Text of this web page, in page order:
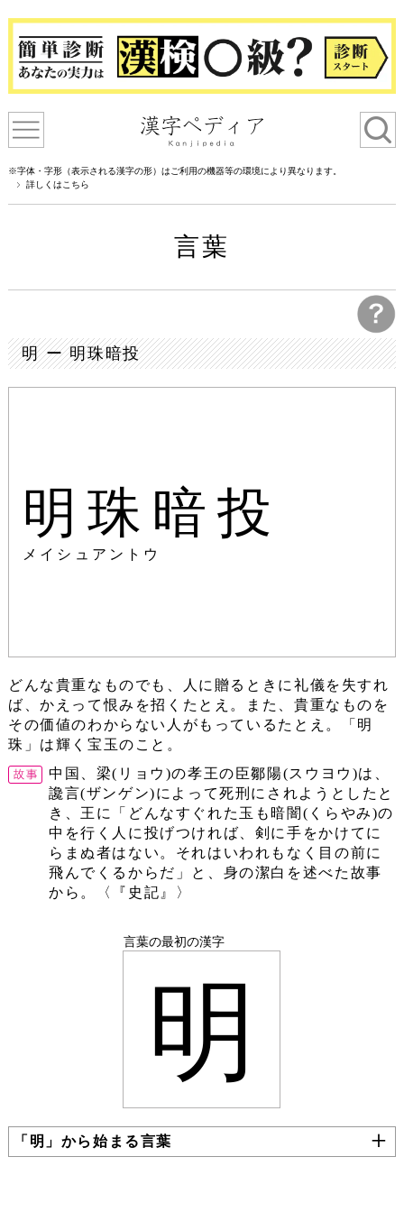
※字体・字形（表示される漢字の形）はご利用の機器等の環境により異なります。
詳しくはこちら
言葉
明 ー 明珠暗投
明珠暗投
メイシュアントウ
どんな貴重なものでも、人に贈るときに礼儀を失すれ
ば、かえって恨みを招くたとえ。また、貴重なものを
その価値のわからない人がもっているたとえ。「明
珠」は輝く宝玉のこと。
中国、梁(リョウ)の孝王の臣鄒陽(スウヨウ)は、
讒言(ザンゲン)によって死刑にされようとしたと
き、王に「どんなすぐれた玉も暗闇(くらやみ)の
中を行く人に投げつければ、剣に手をかけてに
らまぬ者はない。それはいわれもなく目の前に
飛んでくるからだ」と、身の潔白を述べた故事
から。〈『史記』〉
言葉の最初の漢字
明
「明」から始まる言葉